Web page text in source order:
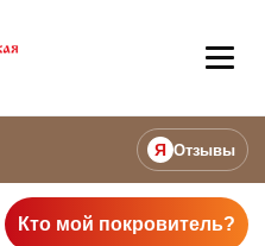
Я Отзывы
Кто мой покровитель?